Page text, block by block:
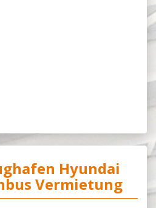
Hyundai
Vermietung